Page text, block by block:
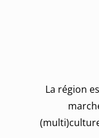
La région